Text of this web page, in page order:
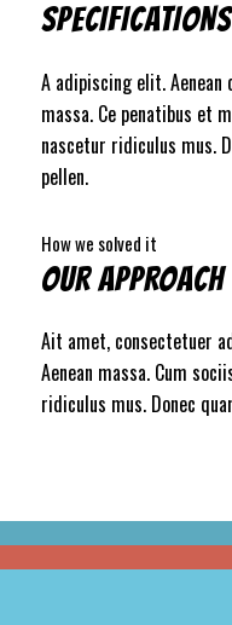
SPECIFICATIONS
A adipiscing elit. Aenean
massa. Ce penatibus et
nascetur ridiculus mus.
pellen.
How we solved it
OUR APPROACH
Ait amet, consectetuer
Aenean massa. Cum
ridiculus mus. Donec